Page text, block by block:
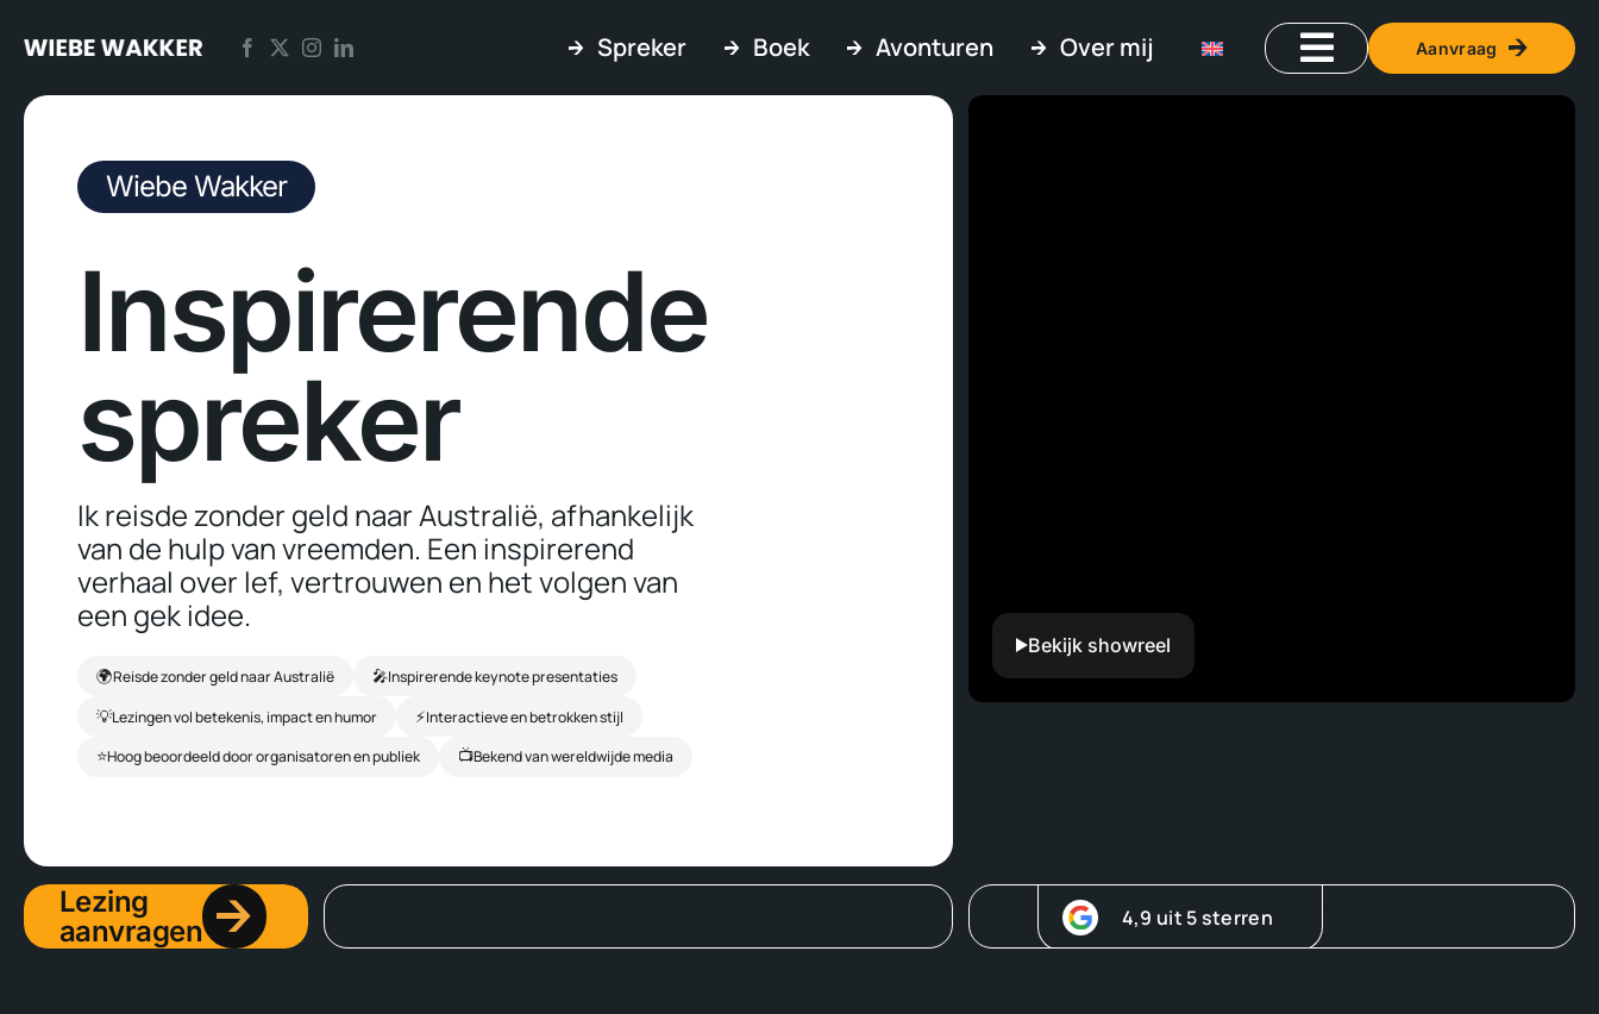
Spreker Boek Avonturen Over mij Aanvraag
Wiebe Wakker
Inspirerende
spreker
Ik reisde zonder geld naar Australië, afhankelijk
van de hulp van vreemden. Een inspirerend
verhaal over lef, vertrouwen en het volgen van
een gek idee.
🌍Reisde zonder geld naar Australië 🎤Inspirerende keynote presentaties
💡Lezingen vol betekenis, impact en humor ⚡Interactieve en betrokken stijl
⭐Hoog beoordeeld door organisatoren en publiek 📺Bekend van wereldwijde media
Bekijk showreel
Lezing
aanvragen
4,9 uit 5 sterren